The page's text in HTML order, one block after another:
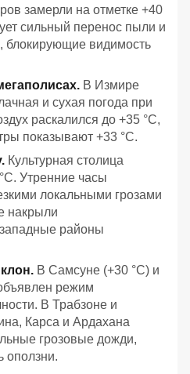
замерли на отметке +40
сильный перенос пыли и
видимость
В Измире
и сухая погода при
раскалился до +35 °C,
показывают +33 °C.
Культурная столица
Утренние часы
локальными грозами
накрыли
районы
В Самсуне (+30 °C) и
режим
В Трабзоне и
Карса и Ардахана
грозовые дожди,
оползни.